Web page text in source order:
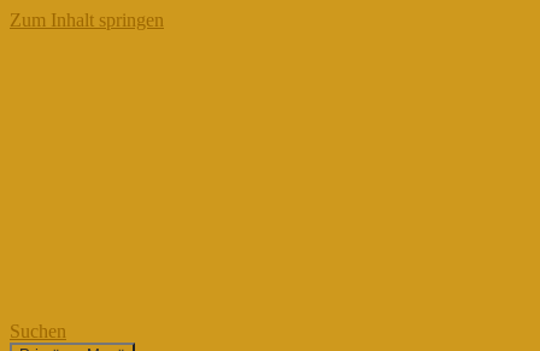
Zum Inhalt springen
Suchen